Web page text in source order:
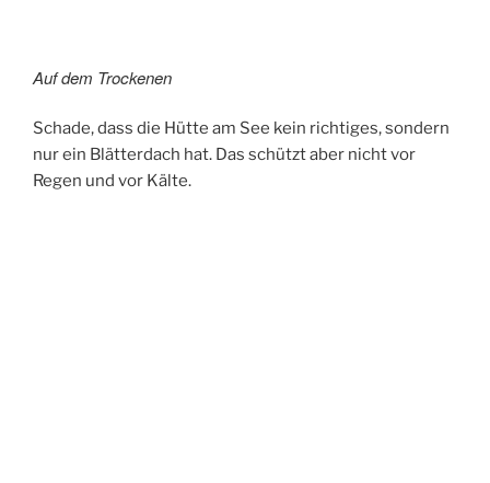
Auf dem Trockenen
Schade, dass die Hütte am See kein richtiges, sondern
nur ein Blätterdach hat. Das schützt aber nicht vor
Regen und vor Kälte.